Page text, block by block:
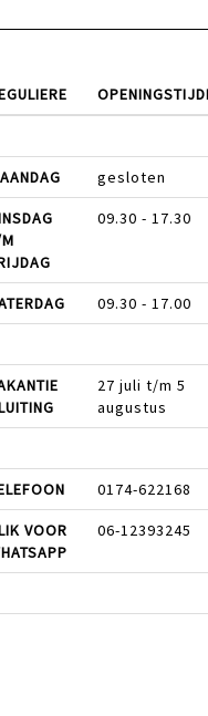
gesloten
09.30 - 17.30
09.30 - 17.00
27 juli t/m 5
augustus
0174-622168
VOOR
06-12393245